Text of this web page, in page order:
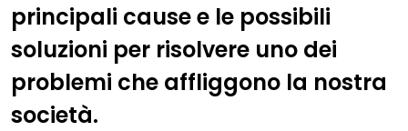
principali cause e le possibili
soluzioni per risolvere uno dei
problemi che affliggono la nostra
società.